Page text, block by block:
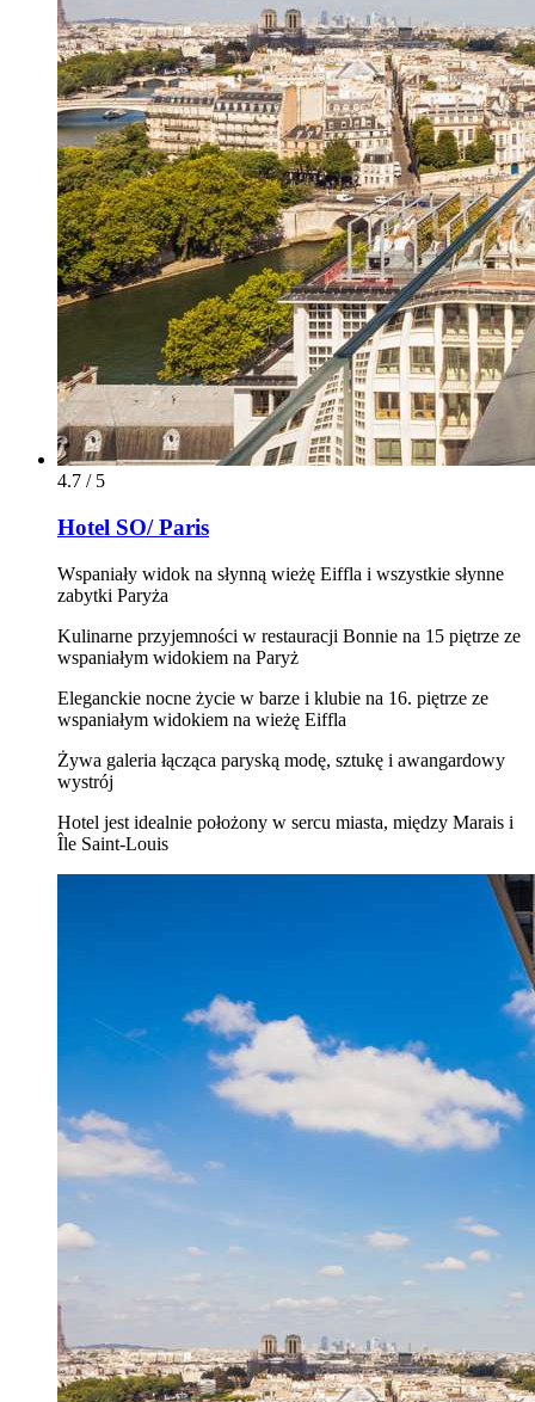
4.7 / 5
Hotel SO/ Paris
Wspaniały widok na słynną wieżę Eiffla i wszystkie słynne
zabytki Paryża
Kulinarne przyjemności w restauracji Bonnie na 15 piętrze ze
wspaniałym widokiem na Paryż
Eleganckie nocne życie w barze i klubie na 16. piętrze ze
wspaniałym widokiem na wieżę Eiffla
Żywa galeria łącząca paryską modę, sztukę i awangardowy
wystrój
Hotel jest idealnie położony w sercu miasta, między Marais i
Île Saint-Louis